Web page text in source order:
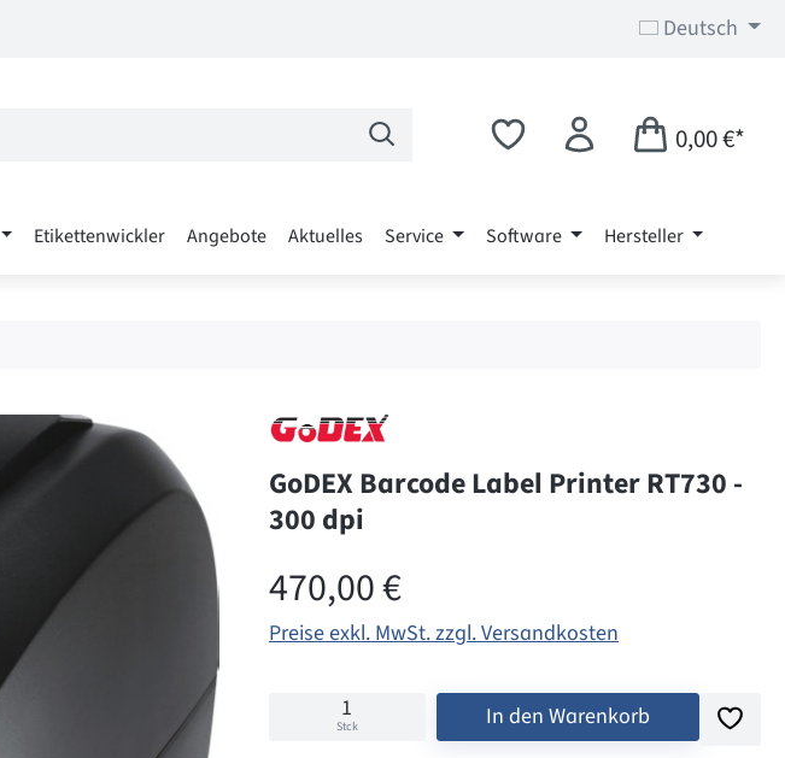
Deutsch
0,00 €*
Etikettenwickler Angebote Aktuelles Service Software Hersteller
GoDEX Barcode Label Printer RT730 -
300 dpi
Regulärer Preis:
470,00 €
Preise exkl. MwSt. zzgl. Versandkosten
Stck In den Warenkorb